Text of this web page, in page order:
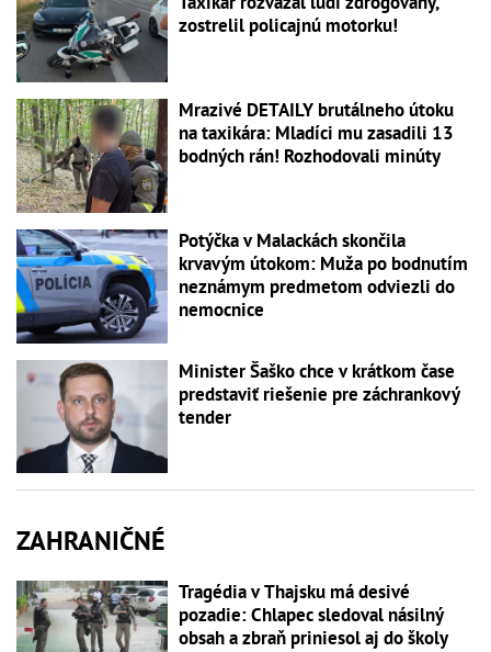
zostrelil policajnú motorku!
Mrazivé DETAILY brutálneho útoku
na taxikára: Mladíci mu zasadili 13
bodných rán! Rozhodovali minúty
Potýčka v Malackách skončila
krvavým útokom: Muža po bodnutím
neznámym predmetom odviezli do
nemocnice
Minister Šaško chce v krátkom čase
predstaviť riešenie pre záchrankový
tender
ZAHRANIČNÉ
Tragédia v Thajsku má desivé
pozadie: Chlapec sledoval násilný
obsah a zbraň priniesol aj do školy